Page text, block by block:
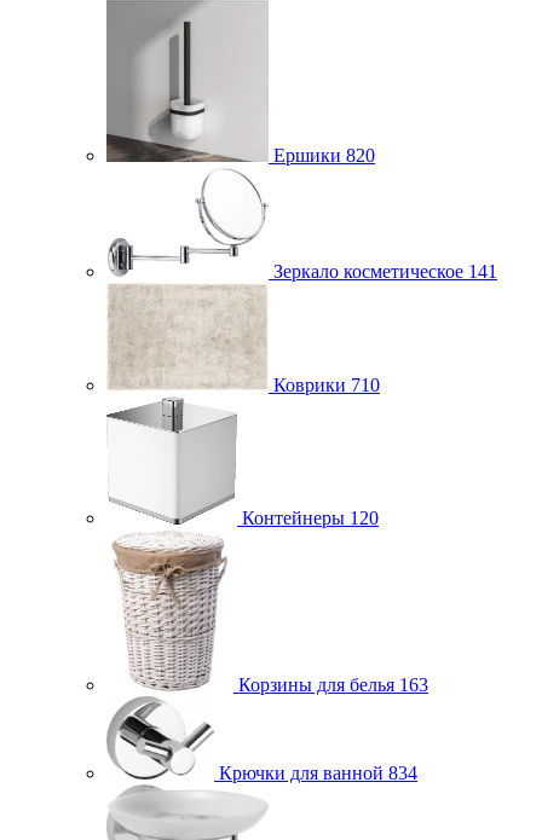
Ершики 820
Зеркало косметическое 141
Коврики 710
Контейнеры 120
Корзины для белья 163
Крючки для ванной 834